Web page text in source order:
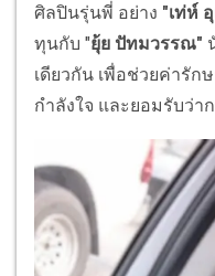
ศิลปินรุ่นพี่ อย่าง "เท่ห์
ทุนกับ "ยุ้ย ปัทมวรรณ"
เดียวกัน เพื่อช่วยค่ารั
กำลังใจ และยอมรับว่า